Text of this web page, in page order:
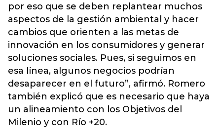
por eso que se deben replantear muchos
aspectos de la gestión ambiental y hacer
cambios que orienten a las metas de
innovación en los consumidores y generar
soluciones sociales. Pues, si seguimos en
esa línea, algunos negocios podrían
desaparecer en el futuro”, afirmó. Romero
también explicó que es necesario que haya
un alineamiento con los Objetivos del
Milenio y con Río +20.